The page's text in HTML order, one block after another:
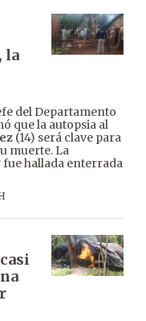
la
del Departamento
que la autopsia al
(14) será clave para
muerte. La
fue hallada enterrada